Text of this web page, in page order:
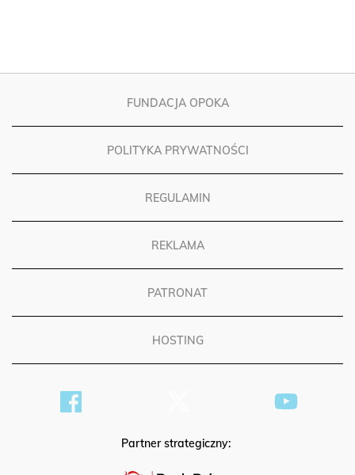
FUNDACJA OPOKA
POLITYKA PRYWATNOŚCI
REGULAMIN
REKLAMA
PATRONAT
HOSTING
Partner strategiczny: